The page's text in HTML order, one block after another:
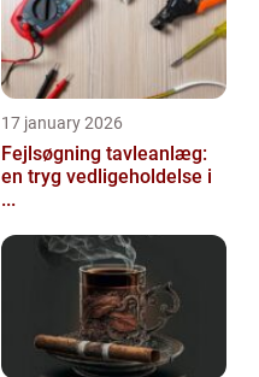
17 january 2026
Fejlsøgning tavleanlæg:
en tryg vedligeholdelse i
...